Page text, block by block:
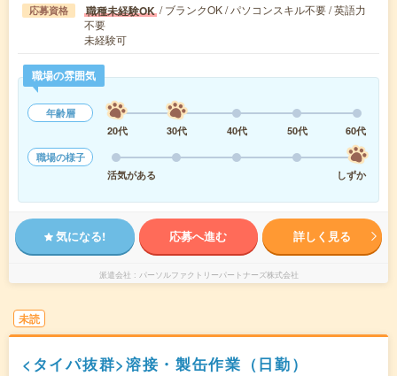
応募資格 職種未経験OK / ブランクOK / パソコンスキル不要 / 英語力
不要
未経験可
職場の雰囲気
年齢層
20代
30代 40代 50代
60代
職場の様子
活気がある
しずか
気になる! 応募へ進む 詳しく見る
派遣会社 パーソルファクトリーパートナーズ株式会社
未読
<タイパ抜群>溶接・製缶作業（日勤）